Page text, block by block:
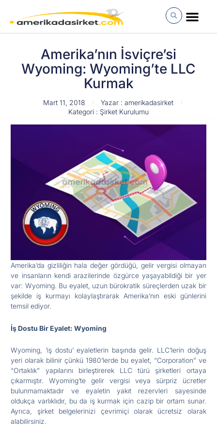
atla
Amerika’nın İsviçre’si
Wyoming: Wyoming’te LLC
Kurmak
Mart 11, 2018 Yazar : amerikadasirket
Kategori : Şirket Kurulumu
Amerika’da gizliliğin hala değer gördüğü, gelir vergisi olmayan
ve insanların kendi arazilerinde özgürce yaşayabildiği bir yer
var: Wyoming. Bu eyalet, uzun bürokratik süreçlerden uzak bir
şekilde iş kurmayı kolaylaştırarak Amerika’nın eski günlerini
temsil ediyor.
İş Dostu Bir Eyalet: Wyoming
Wyoming, ‘iş dostu’ eyaletlerin başında gelir. LLC’lerin doğuş
yeri olarak bilinir çünkü 1980’lerde bu eyalet, “Corporation” ve
“Ortaklık” yapılarını birleştirerek LLC türü şirketleri ortaya
çıkarmıştır. Wyoming’te gelir vergisi veya sürpriz ücretler
bulunmamaktadır ve eyaletin yakıt rezervleri sayesinde
oldukça varlıklıdır, bu da iş kurmak için cazip bir ortam sunar.
Ayrıca, şirket belgelerinizi çevrimiçi olarak ücretsiz olarak
alabilirsiniz.